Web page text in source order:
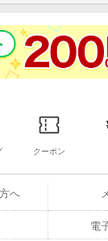
ーーすぐに解決! 瞑
クーポン
へ
電